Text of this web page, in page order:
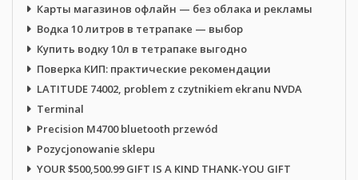
Карты магазинов офлайн — без облака и рекламы
Водка 10 литров в тетрапаке — выбор
Купить водку 10л в тетрапаке выгодно
Поверка КИП: практические рекомендации
LATITUDE 74002, problem z czytnikiem ekranu NVDA
Terminal
Precision M4700 bluetooth przewód
Pozycjonowanie sklepu
YOUR $500,500.99 GIFT IS A KIND THANK-YOU GIFT